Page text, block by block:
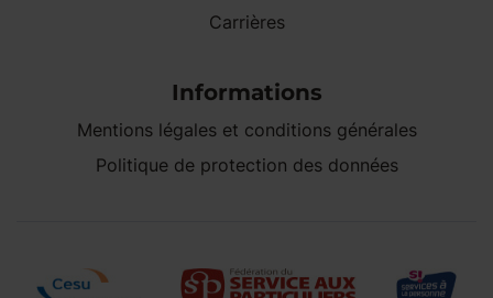
Carrières
Informations
Mentions légales et conditions générales
Politique de protection des données